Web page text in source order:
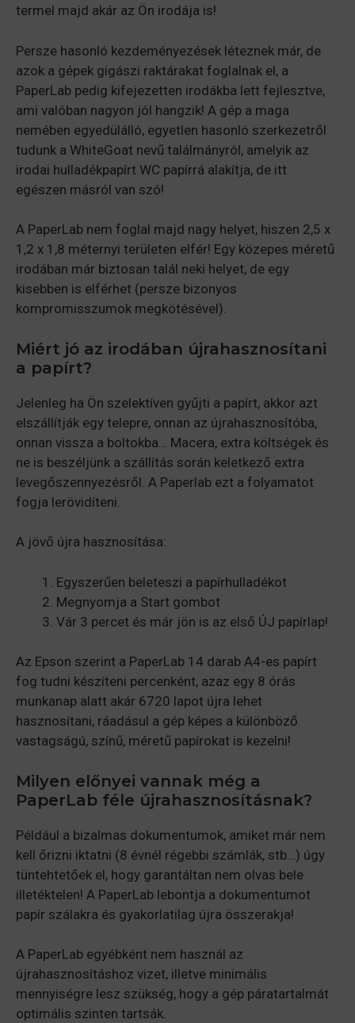
termel majd akár az Ön irodája is!
Persze hasonló kezdeményezések léteznek már, de
azok a gépek gigászi raktárakat foglalnak el, a
PaperLab pedig kifejezetten irodákba lett fejlesztve,
ami valóban nagyon jól hangzik! A gép a maga
nemében egyedülálló, egyetlen hasonló szerkezetről
tudunk a WhiteGoat nevű találmányról, amelyik az
irodai hulladékpapírt WC papírrá alakítja, de itt
egészen másról van szó!
A PaperLab nem foglal majd nagy helyet, hiszen 2,5 x
1,2 x 1,8 méternyi területen elfér! Egy közepes méretű
irodában már biztosan talál neki helyet, de egy
kisebben is elférhet (persze bizonyos
kompromisszumok megkötésével).
Miért jó az irodában újrahasznosítani
a papírt?
Jelenleg ha Ön szelektíven gyűjti a papírt, akkor azt
elszállítják egy telepre, onnan az újrahasznosítóba,
onnan vissza a boltokba… Macera, extra költségek és
ne is beszéljünk a szállítás során keletkező extra
levegőszennyezésről. A Paperlab ezt a folyamatot
fogja lerövidíteni.
A jövő újra hasznosítása:
Egyszerűen beleteszi a papírhulladékot
Megnyomja a Start gombot
Vár 3 percet és már jön is az első ÚJ papírlap!
Az Epson szerint a PaperLab 14 darab A4-es papírt
fog tudni készíteni percenként, azaz egy 8 órás
munkanap alatt akár 6720 lapot újra lehet
hasznosítani, ráadásul a gép képes a különböző
vastagságú, színű, méretű papírokat is kezelni!
Milyen előnyei vannak még a
PaperLab féle újrahasznosításnak?
Például a bizalmas dokumentumok, amiket már nem
kell őrizni iktatni (8 évnél régebbi számlák, stb…) úgy
tüntehtetőek el, hogy garantáltan nem olvas bele
illetéktelen! A PaperLab lebontja a dokumentumot
papír szálakra és gyakorlatilag újra összerakja!
A PaperLab egyébként nem használ az
újrahasznosításhoz vizet, illetve minimális
mennyiségre lesz szükség, hogy a gép páratartalmát
optimális szinten tartsák.